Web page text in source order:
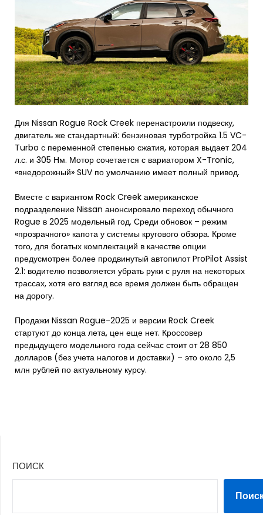
Для Nissan Rogue Rock Creek перенастроили подвеску,
двигатель же стандартный: бензиновая турботройка 1.5 VC-
Turbo с переменной степенью сжатия, которая выдает 204
л.с. и 305 Нм. Мотор сочетается с вариатором X-Tronic,
«внедорожный» SUV по умолчанию имеет полный привод.
Вместе с вариантом Rock Creek американское
подразделение Nissan анонсировало переход обычного
Rogue в 2025 модельный год. Среди обновок – режим
«прозрачного» капота у системы кругового обзора. Кроме
того, для богатых комплектаций в качестве опции
предусмотрен более продвинутый автопилот ProPilot Assist
2.1: водителю позволяется убрать руки с руля на некоторых
трассах, хотя его взгляд все время должен быть обращен
на дорогу.
Продажи Nissan Rogue-2025 и версии Rock Creek
стартуют до конца лета, цен еще нет. Кроссовер
предыдущего модельного года сейчас стоит от 28 850
долларов (без учета налогов и доставки) – это около 2,5
млн рублей по актуальному курсу.
ПОИСК